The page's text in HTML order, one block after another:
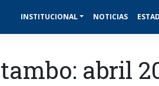
INSTITUCIONAL NOTICIAS
abril